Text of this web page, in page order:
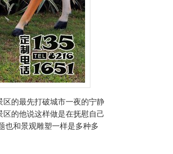
的最先打破城市一夜的宁静
的他说这样做是在抚慰自己
也和景观雕塑一样是多种多